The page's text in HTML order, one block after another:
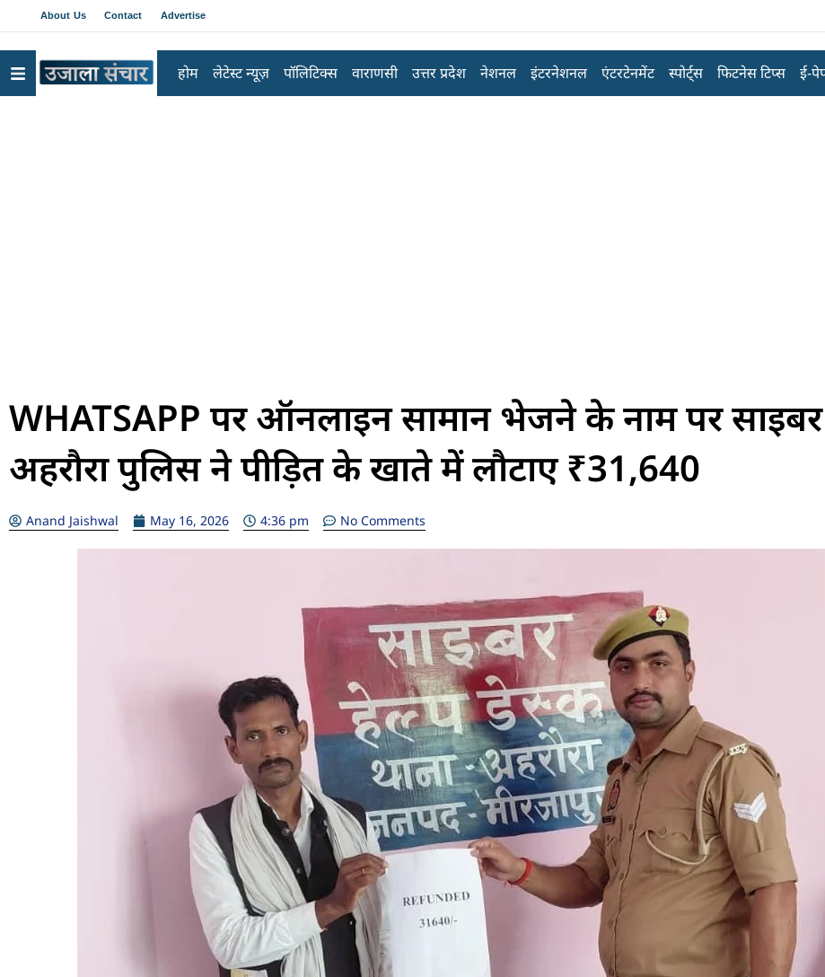
About Us Contact Advertise
होम लेटेस्ट न्यूज़ पॉलिटिक्स वाराणसी उत्तर प्रदेश नेशनल इंटरनेशनल एंटरटेनमेंट स्पोर्ट्स फिटनेस टिप्स ई-
WHATSAPP पर ऑनलाइन सामान भेजने के नाम पर साइबर
अहरौरा पुलिस ने पीड़ित के खाते में लौटाए ₹31,640
Anand Jaishwal May 16, 2026 4:36 pm No Comments